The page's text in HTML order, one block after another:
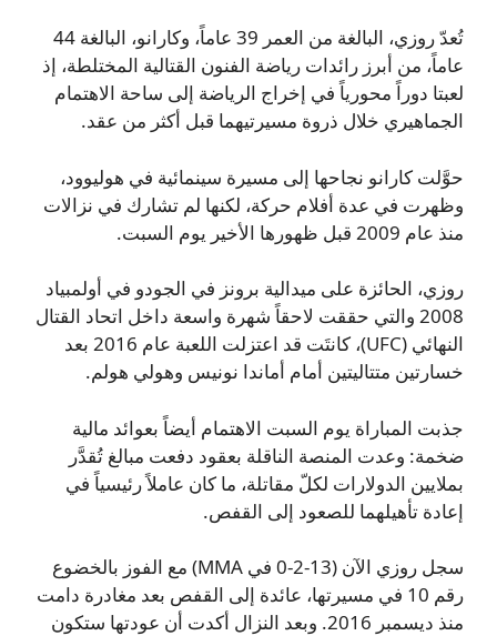
تُعدّ روزي، البالغة من العمر 39 عاماً، وكارانو، البالغة 44
عاماً، من أبرز رائدات رياضة الفنون القتالية المختلطة، إذ
لعبتا دوراً محورياً في إخراج الرياضة إلى ساحة الاهتمام
الجماهيري خلال ذروة مسيرتيهما قبل أكثر من عقد.
حوَّلت كارانو نجاحها إلى مسيرة سينمائية في هوليوود،
وظهرت في عدة أفلام حركة، لكنها لم تشارك في نزالات
منذ عام 2009 قبل ظهورها الأخير يوم السبت.
روزي، الحائزة على ميدالية برونز في الجودو في أولمبياد
2008 والتي حققت لاحقاً شهرة واسعة داخل اتحاد القتال
النهائي (UFC)، كانتَت قد اعتزلت اللعبة عام 2016 بعد
خسارتين متتاليتين أمام أماندا نونيس وهولي هولم.
جذبت المباراة يوم السبت الاهتمام أيضاً بعوائد مالية
ضخمة: وعدت المنصة الناقلة بعقود دفعت مبالغ تُقدَّر
بملايين الدولارات لكلّ مقاتلة، ما كان عاملاً رئيسياً في
إعادة تأهيلهما للصعود إلى القفص.
سجل روزي الآن (13-2-0 في MMA) مع الفوز بالخضوع
رقم 10 في مسيرتها، عائدة إلى القفص بعد مغادرة دامت
منذ ديسمبر 2016. وبعد النزال أكدت أن عودتها ستكون